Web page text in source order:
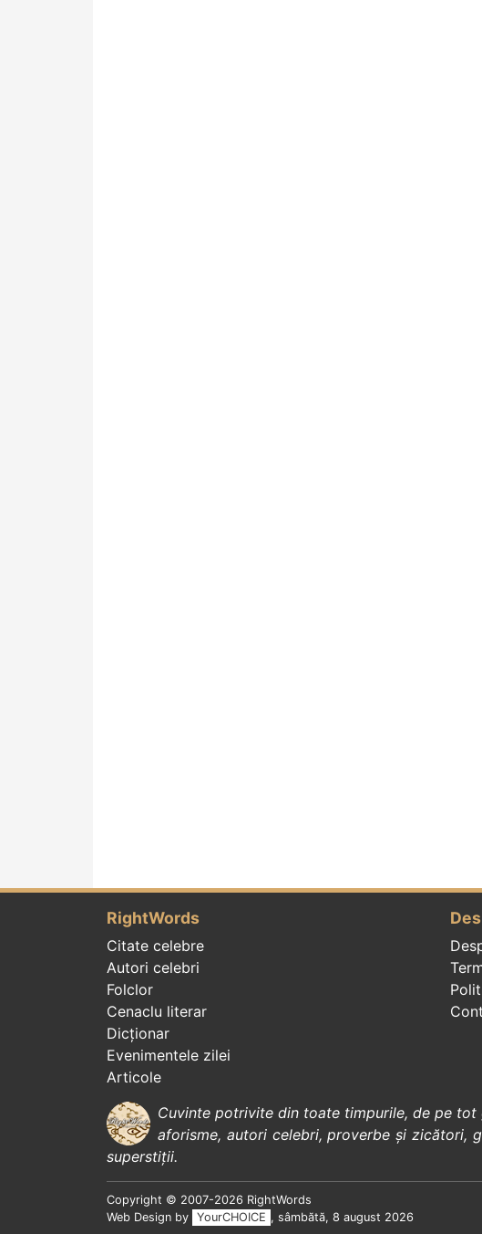
RightWords
Citate celebre
Autori celebri
Folclor
Cenaclu literar
Dicționar
Evenimentele zilei
Articole
Cuvinte potrivite din toate timpurile, de pe tot
aforisme, autori celebri,proverbe și zicători,
superstiții.
Copyright © 2007-2026 RightWords
Web Design by
YourCHOICE , sâmbătă, 8 august 2026